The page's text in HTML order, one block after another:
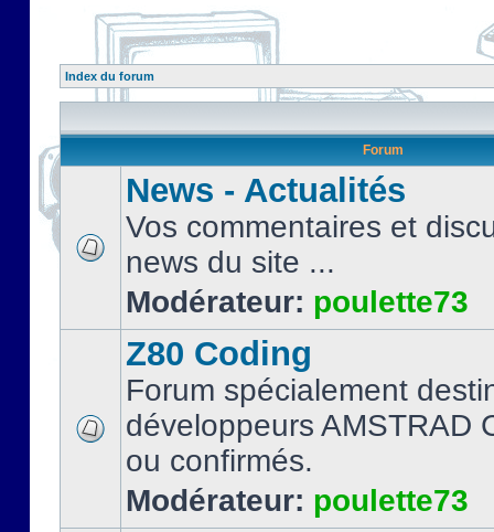
Index du forum
Forum
News - Actualités
Vos commentaires et
news du site ...
Modérateur: poulette73
Z80 Coding
Forum spécialement
développeurs AMSTRAD
ou confirmés.
Modérateur: poulette73